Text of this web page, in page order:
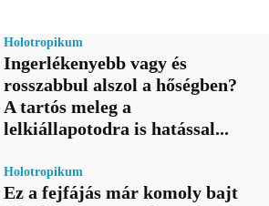
Holotropikum
Ingerlékenyebb vagy és
rosszabbul alszol a hőségben?
A tartós meleg a
lelkiállapotodra is hatással...
Holotropikum
Ez a fejfájás már komoly bajt